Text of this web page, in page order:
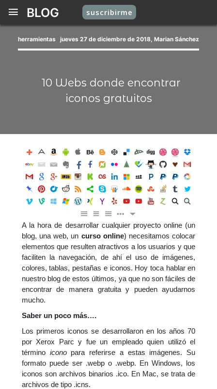
BLOG suscribirme
herramientas jueves 27 de diciembre de 2018, Marian Sánchez
10 Webs donde encontrar
iconos gratuitos
A la hora de desarrollar cualquier proyecto online (un
blog, una web, un curso online) necesitamos colocar
elementos que resulten atractivos a los usuarios y que
faciliten la navegación, de ahí el uso de imágenes,
colores, tablas, pestañas e iconos. Hoy toca hablar en
nuestro blog de estos últimos, ya que no son fáciles de
encontrar de manera gratuita y pueden ayudarnos
mucho.
Saber un poco más….
Los primeros iconos se desarrollaron en los años 70
por Xerox Parc y fue un empleado quien utilizó el
término iconopara referirse a estas imágenes. Su
formato puede ser .webp o .webp. En Windows, los
iconos son archivos binarios .ico. En Mac, se trata de
archivos de tipo .icns.